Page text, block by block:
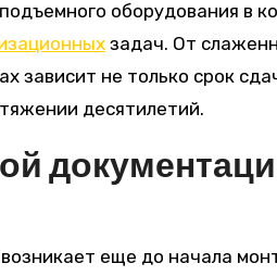
оборудования в
задач. От
зависит не только срок
десятилетий.
еще до начала